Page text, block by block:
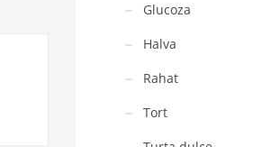
Glucoza
Halva
Rahat
Tort